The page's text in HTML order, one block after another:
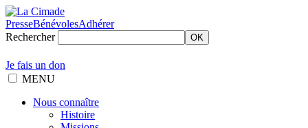
PresseBénévolesAdhérer
Rechercher
OK
Je fais un don
MENU
Nous connaître
Histoire